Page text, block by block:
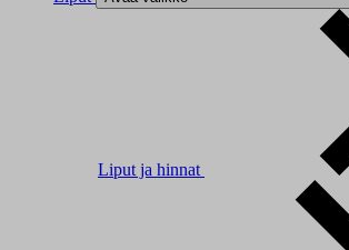
Liput ja hinnat